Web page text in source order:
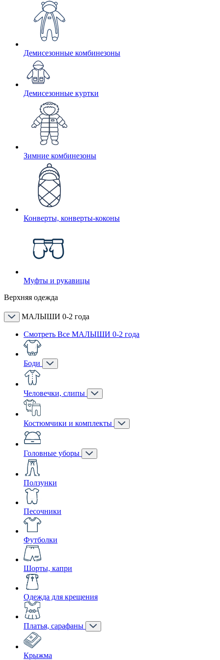
Демисезонные комбинезоны
Демисезонные куртки
Зимние комбинезоны
Конверты, конверты-коконы
Муфты и рукавицы
Верхняя одежда
МАЛЫШИ 0-2 года
Смотреть Все МАЛЫШИ 0-2 года
Боди
Человечки, слипы
Костюмчики и комплекты
Головные уборы
Ползунки
Песочники
Футболки
Шорты, капри
Одежда для крещения
Платья, сарафаны
Крыжма